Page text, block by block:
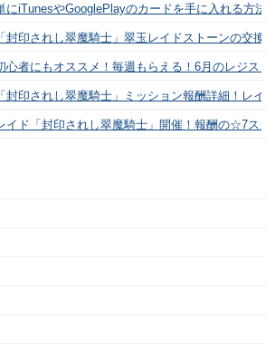
にiTunesやGooglePlayのカードを手に入れる方
封印されし翠魔騎士」翠玉レイドストーンの交
心者にもオススメ！毎週もらえる！6月のレジ
封印されし翠魔騎士」ミッション報酬詳細！レ
イド「封印されし翠魔騎士」開催！報酬の☆7